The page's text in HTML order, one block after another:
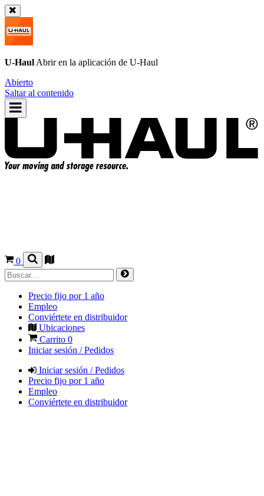
U-Haul Abrir en la aplicación de U-Haul
Abierto
Saltar al contenido
0
Precio fijo por 1 año
Empleo
Conviértete en distribuidor
Ubicaciones
Carrito 0
Iniciar sesión / Pedidos
Iniciar sesión / Pedidos
Precio fijo por 1 año
Empleo
Conviértete en distribuidor